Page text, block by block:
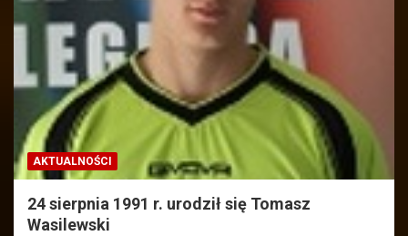
AKTUALNOŚCI
24 sierpnia 1991 r. urodził się Tomasz
Wasilewski